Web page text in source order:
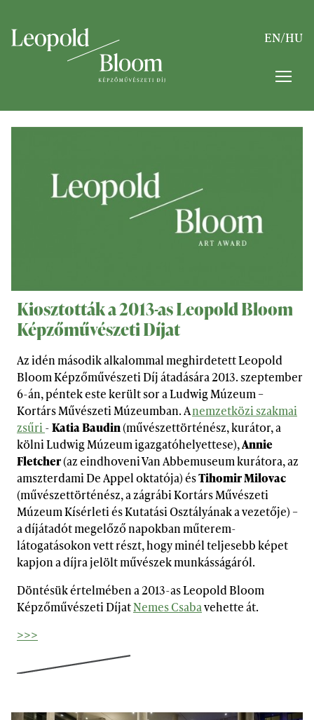
EN/HU
Kiosztották a 2013-as Leopold Bloom
Képzőművészeti Díjat
Az idén második alkalommal meghirdetett Leopold
Bloom Képzőművészeti Díj átadására 2013. szeptember
6-án, péntek este került sor a Ludwig Múzeum –
Kortárs Művészeti Múzeumban. Anemzetközi szakmai
zsűri -Katia Baudin(művészettörténész, kurátor, a
kölni Ludwig Múzeum igazgatóhelyettese),Annie
Fletcher(az eindhoveni Van Abbemuseum kurátora, az
amszterdami De Appel oktatója) ésTihomir Milovac
(művészettörténész, a zágrábi Kortárs Művészeti
Múzeum Kísérleti és Kutatási Osztályának a vezetője) –
a díjátadót megelőző napokban műterem-
látogatásokon vett részt, hogy minél teljesebb képet
kapjon a díjra jelölt művészek munkásságáról.
Döntésük értelmében a 2013-as Leopold Bloom
Képzőművészeti DíjatNemes Csabavehette át.
>>>